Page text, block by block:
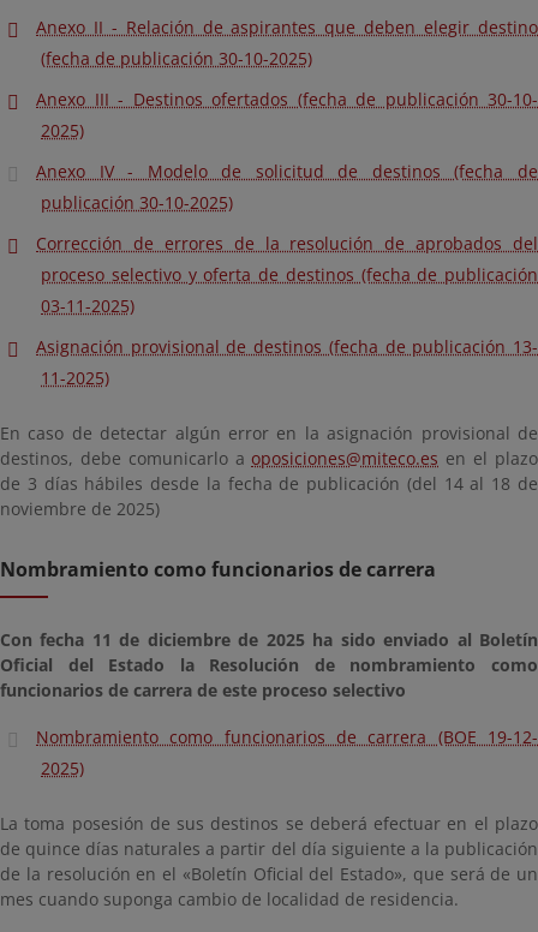
Anexo II - Relación de aspirantes que deben elegir destino
(fecha de publicación 30-10-2025)
Anexo III - Destinos ofertados (fecha de publicación 30-10-
2025)
Anexo IV - Modelo de solicitud de destinos (fecha de
publicación 30-10-2025)
Corrección de errores de la resolución de aprobados del
proceso selectivo y oferta de destinos (fecha de publicación
03-11-2025)
Asignación provisional de destinos (fecha de publicación 13-
11-2025)
En caso de detectar algún error en la asignación provisional de
destinos, debe comunicarlo a oposiciones@miteco.es en el plazo
de 3 días hábiles desde la fecha de publicación (del 14 al 18 de
noviembre de 2025)
Nombramiento como funcionarios de carrera
Con fecha 11 de diciembre de 2025 ha sido enviado al Boletín
Oficial del Estado la Resolución de nombramiento como
funcionarios de carrera de este proceso selectivo
Nombramiento como funcionarios de carrera (BOE 19-12-
2025)
La toma posesión de sus destinos se deberá efectuar en el plazo
de quince días naturales a partir del día siguiente a la publicación
de la resolución en el «Boletín Oficial del Estado», que será de un
mes cuando suponga cambio de localidad de residencia.